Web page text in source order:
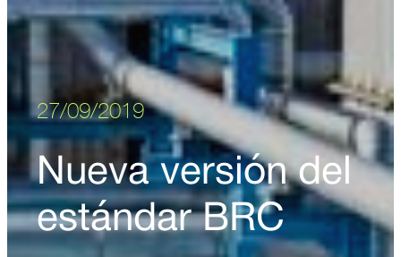
27/09/2019
Nueva versión del
estándar BRC